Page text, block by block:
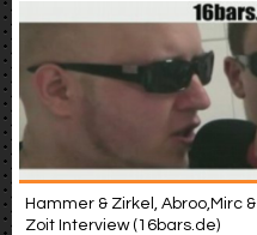
Hammer & Zirkel, Abroo,Mirc &
Zoit Interview (16bars.de)